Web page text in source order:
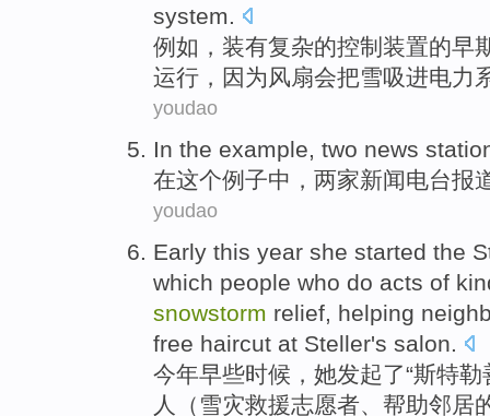
system.
例如 ， 装有复杂的控制装置的早
运行 ， 因为 风扇会把雪吸进电力
youdao
In the example, two news
在这个例子中，两家新闻电台报
youdao
Early this year she started the
which people who do acts of
snowstorm relief, helping
free haircut at Steller's salon.
今年早些时候，她发起了“斯特
人（雪灾救援志愿者、帮助邻居